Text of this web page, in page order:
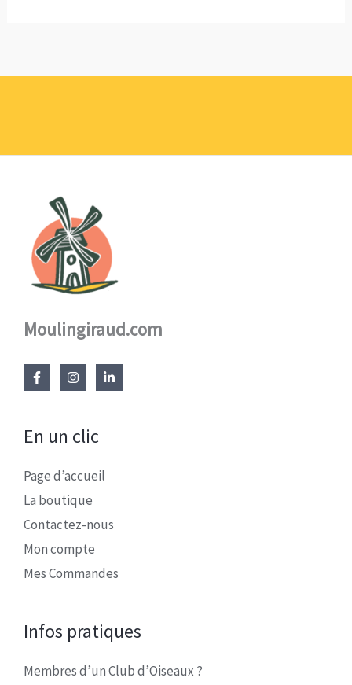
Moulingiraud.com
En un clic
Page d’accueil
La boutique
Contactez-nous
Mon compte
Mes Commandes
Infos pratiques
Membres d’un Club d’Oiseaux ?